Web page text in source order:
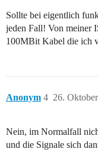
Sollte bei eigentlich
jeden Fall! Von meiner
100MBit Kabel die ich
Anonym 26.
4
Nein, im Normalfall
und die Signale sich